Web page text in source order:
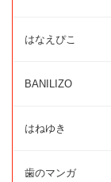
はなえぴこ
BANILIZO
はねゆき
歯のマンガ